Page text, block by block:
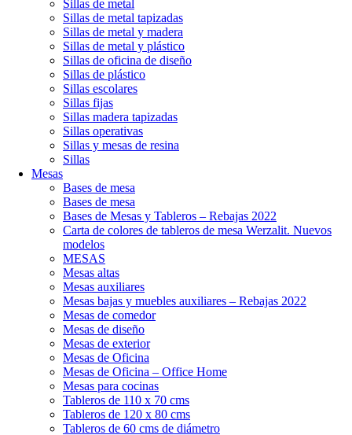
Sillas de metal
Sillas de metal tapizadas
Sillas de metal y madera
Sillas de metal y plástico
Sillas de oficina de diseño
Sillas de plástico
Sillas escolares
Sillas fijas
Sillas madera tapizadas
Sillas operativas
Sillas y mesas de resina
Sillas
Mesas
Bases de mesa
Bases de mesa
Bases de Mesas y Tableros – Rebajas 2022
Carta de colores de tableros de mesa Werzalit. Nuevos
modelos
MESAS
Mesas altas
Mesas auxiliares
Mesas bajas y muebles auxiliares – Rebajas 2022
Mesas de comedor
Mesas de diseño
Mesas de exterior
Mesas de Oficina
Mesas de Oficina – Office Home
Mesas para cocinas
Tableros de 110 x 70 cms
Tableros de 120 x 80 cms
Tableros de 60 cms de diámetro